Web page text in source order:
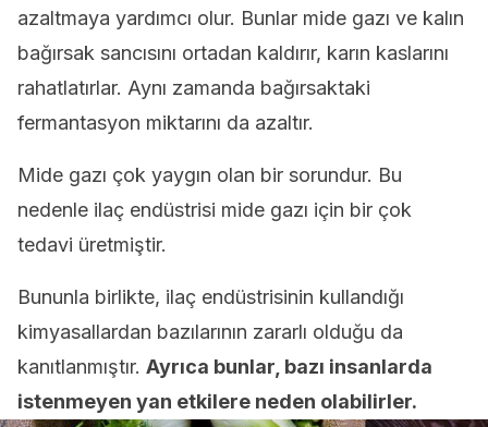
azaltmaya yardımcı olur. Bunlar mide gazı ve kalın
bağırsak sancısını ortadan kaldırır, karın kaslarını
rahatlatırlar. Aynı zamanda bağırsaktaki
fermantasyon miktarını da azaltır.
Mide gazı çok yaygın olan bir sorundur. Bu
nedenle ilaç endüstrisi mide gazı için bir çok
tedavi üretmiştir.
Bununla birlikte, ilaç endüstrisinin kullandığı
kimyasallardan bazılarının zararlı olduğu da
kanıtlanmıştır. Ayrıca bunlar, bazı insanlarda
istenmeyen yan etkilere neden olabilirler.